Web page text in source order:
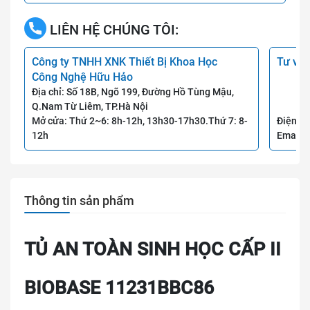
LIÊN HỆ CHÚNG TÔI:
Công ty TNHH XNK Thiết Bị Khoa Học
Công Nghệ Hữu Hảo
Địa chỉ: Số 18B, Ngõ 199, Đường Hồ Tùng Mậu,
Q.Nam Từ Liêm, TP.Hà Nội
Mở cửa: Thứ 2~6: 8h-12h, 13h30-17h30.Thứ 7: 8-
12h
Tư
Điện
Email:
Thông tin sản phẩm
TỦ AN TOÀN SINH HỌC CẤP II
BIOBASE 11231BBC86